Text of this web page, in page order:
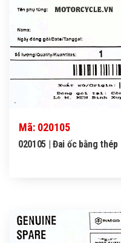
Mã: 020105
020105 | Đai ốc bằng thép